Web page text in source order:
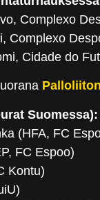
Complexo
Complexo
Cidade do
Suomessa):
(HFA, FC
FC Espoo)
Kontu)